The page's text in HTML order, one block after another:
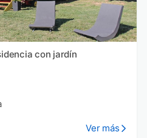
con jardín
Ver más